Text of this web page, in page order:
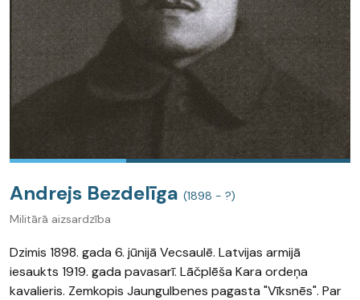
Andrejs Bezdelīga (1898 - ?)
Militārā aizsardzība
Dzimis 1898. gada 6. jūnijā Vecsaulē. Latvijas armijā
iesaukts 1919. gada pavasarī. Lāčplēša Kara ordeņa
kavalieris. Zemkopis Jaungulbenes pagasta "Vīksnēs". Par